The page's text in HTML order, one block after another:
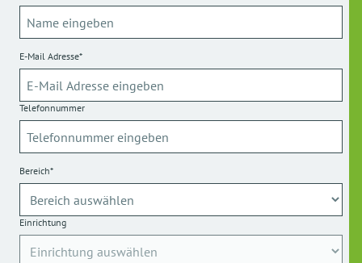
E-Mail Adresse*
Telefonnummer
Bereich*
Einrichtung